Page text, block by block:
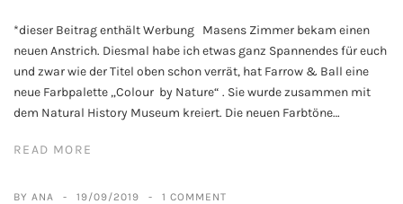
*dieser Beitrag enthält Werbung Masens Zimmer bekam einen
neuen Anstrich. Diesmal habe ich etwas ganz Spannendes für euch
und zwar wie der Titel oben schon verrät, hat Farrow & Ball eine
neue Farbpalette „Colour by Nature“ . Sie wurde zusammen mit
dem Natural History Museum kreiert. Die neuen Farbtöne…
READ MORE
BY ANA 19/09/2019 1 COMMENT